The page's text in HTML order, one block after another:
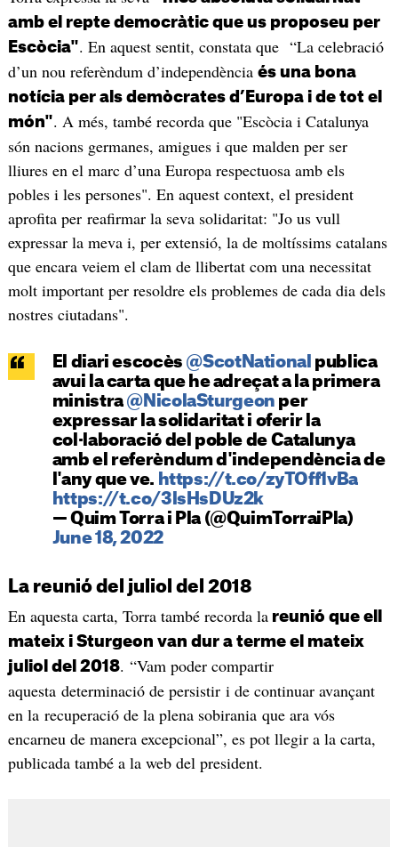
amb el repte democràtic que us proposeu per
Escòcia". En aquest sentit, constata que “La celebració
d’un nou referèndum d’independència és una bona
notícia per als demòcrates d’Europa i de tot el
món". A més, també recorda que "Escòcia i Catalunya
són nacions germanes, amigues i que malden per ser
lliures en el marc d’una Europa respectuosa amb els
pobles i les persones". En aquest context, el president
aprofita per reafirmar la seva solidaritat: "Jo us vull
expressar la meva i, per extensió, la de moltíssims catalans
que encara veiem el clam de llibertat com una necessitat
molt important per resoldre els problemes de cada dia dels
nostres ciutadans".
El diari escocès @ScotNational publica
avui la carta que he adreçat a la primera
ministra @NicolaSturgeon per
expressar la solidaritat i oferir la
col·laboració del poble de Catalunya
amb el referèndum d'independència de
l'any que ve. https://t.co/zyTOff1vBa
https://t.co/3lsHsDUz2k
— Quim Torra i Pla (@QuimTorraiPla)
June 18, 2022
La reunió del juliol del 2018
En aquesta carta, Torra també recorda lareunió que ell
mateix i Sturgeon van dur a terme el mateix
juliol del 2018. “Vam poder compartir
aquesta determinació de persistir i de continuar avançant
en la recuperació de la plena sobirania que ara vós
encarneu de manera excepcional”, es pot llegir a la carta,
publicada també a la web del president.